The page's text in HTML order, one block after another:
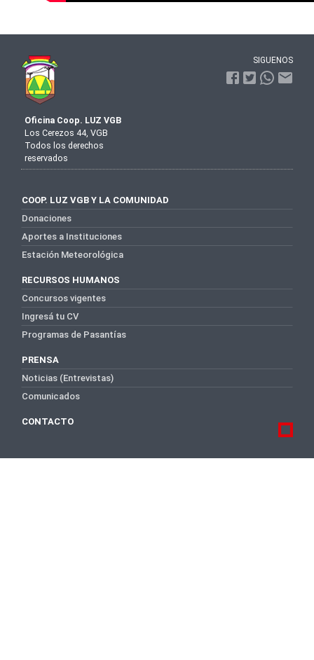
Oficina Coop. LUZ VGB
Los Cerezos 44, VGB
Todos los derechos
reservados
SIGUENOS
COOP. LUZ VGB Y LA COMUNIDAD
Donaciones
Aportes a Instituciones
Estación Meteorológica
RECURSOS HUMANOS
Concursos vigentes
Ingresá tu CV
Programas de Pasantías
PRENSA
Noticias (Entrevistas)
Comunicados
CONTACTO